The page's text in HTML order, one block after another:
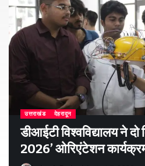
उत्तराखंड देहरादून
डीआईटी विश्वविद्यालय ने दो
2026’ ओरिएंटेशन